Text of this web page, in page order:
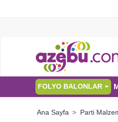
FOLYO BALONLAR
Parti